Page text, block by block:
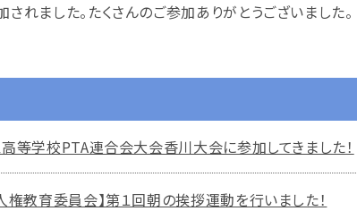
れました。たくさんのご参加ありがとうございました。
等学校PTA連合会大会香川大会に参加してきました！
権教育委員会】第１回朝の挨拶運動を行いました！